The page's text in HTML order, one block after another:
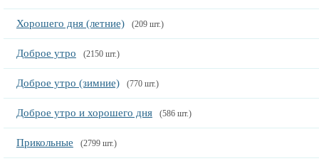
Хорошего дня (летние) (209 шт.)
Доброе утро (2150 шт.)
Доброе утро (зимние) (770 шт.)
Доброе утро и хорошего дня (586 шт.)
Прикольные (2799 шт.)